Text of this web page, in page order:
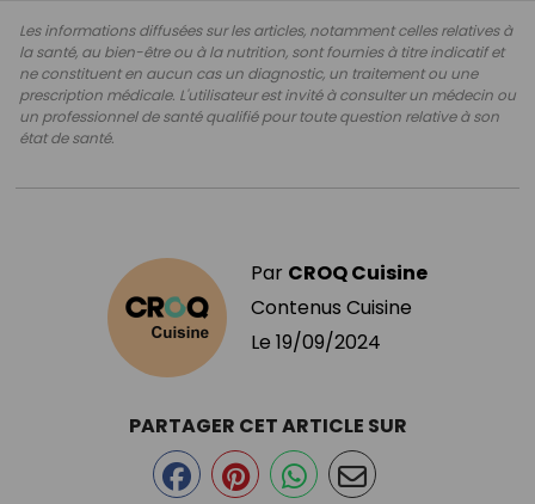
Les informations diffusées sur les articles, notamment celles relatives à
la santé, au bien-être ou à la nutrition, sont fournies à titre indicatif et
ne constituent en aucun cas un diagnostic, un traitement ou une
prescription médicale. L'utilisateur est invité à consulter un médecin ou
un professionnel de santé qualifié pour toute question relative à son
état de santé.
Par CROQ Cuisine
Contenus Cuisine
Le 19/09/2024
PARTAGER CET ARTICLE SUR